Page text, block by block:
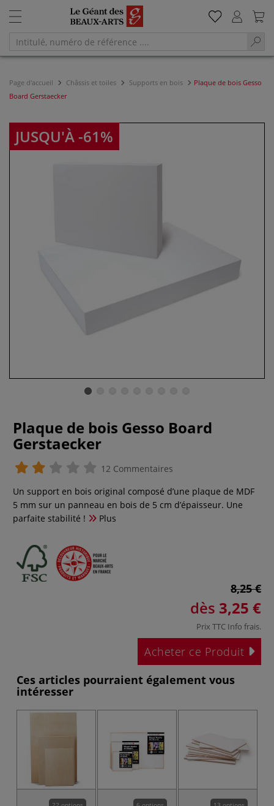
Page d'accueil Châssis et toiles Supports en bois
Plaque de bois Gesso
Board Gerstaecker
JUSQU'À -61%
Plaque de bois Gesso Board
Gerstaecker
12 Commentaires
Un support en bois original composé d’une plaque de MDF
5 mm sur un panneau en bois de 5 cm d’épaisseur. Une
parfaite stabilité !
Plus
8,25 €
dès 3,25 €
Prix TTC Info frais.
Acheter ce Produit
Ces articles pourraient également vous
intéresser